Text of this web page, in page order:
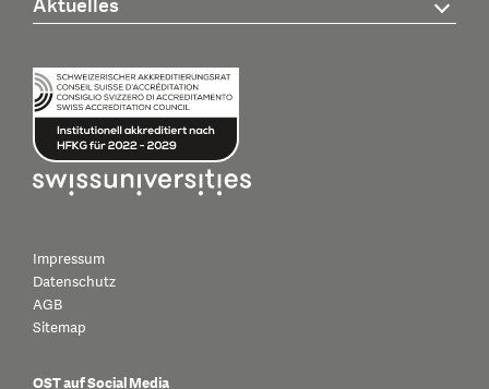
Aktuelles
Impressum
Datenschutz
AGB
Sitemap
OST auf Social Media